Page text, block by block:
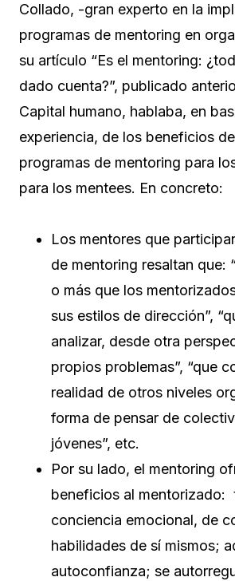
Collado, -gran experto en la
programas de mentoring en
su artículo “Es el mentoring:
dado cuenta?”, publicado
Capital humano, hablaba, en
experiencia, de los beneficios
programas de mentoring para
para los mentees. En concreto:
Los mentores que
de mentoring resaltan que:
o más que los
sus estilos de dirección”,
analizar, desde otra
propios problemas”, “que
realidad de otros niveles
forma de pensar de
jóvenes”, etc.
Por su lado, el mentoring
beneficios al mentorizado:
conciencia emocional, de
habilidades de sí mismos;
autoconfianza; se